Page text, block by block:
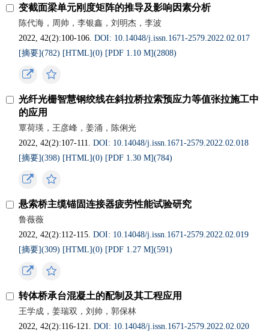
变截面梁单元刚度矩阵的推导及影响因素分析
陈代海，周帅，李银鑫，刘明杰，李波
2022, 42(2):100-106.DOI: 10.14048/j.issn.1671-2579.2022.02.017
[摘要](782) [HTML](0) [PDF 1.10 M](2808)
光纤光栅智慧钢绞线在斜拉桥拉索预应力等值张拉施工中
的应用
覃荷瑛，王彦峰，姜涌，陈俐光
2022, 42(2):107-111.DOI: 10.14048/j.issn.1671-2579.2022.02.018
[摘要](398) [HTML](0) [PDF 1.30 M](784)
悬索桥主缆锚固连接器疲劳性能试验研究
鲁薇薇
2022, 42(2):112-115.DOI: 10.14048/j.issn.1671-2579.2022.02.019
[摘要](309) [HTML](0) [PDF 1.27 M](591)
转体桥承台混凝土的配制及其工程应用
王学成，姜瑞双，刘帅，郭保林
2022, 42(2):116-121.DOI: 10.14048/j.issn.1671-2579.2022.02.020